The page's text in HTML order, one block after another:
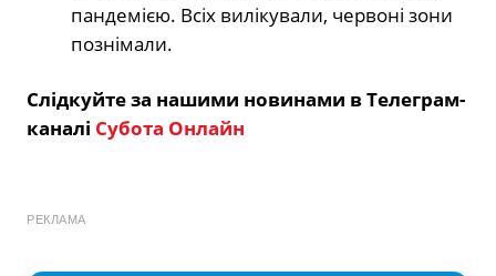
пандемією. Всіх вилікували, червоні зони
познімали.
Слідкуйте за нашими новинами в Телеграм-
каналі Субота Онлайн
РЕКЛАМА